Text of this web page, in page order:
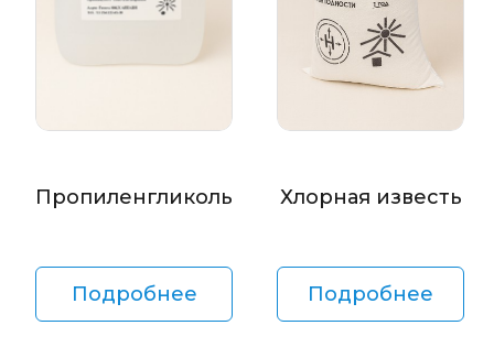
Пропиленгликоль
Подробнее
Хлорная известь
Подробнее